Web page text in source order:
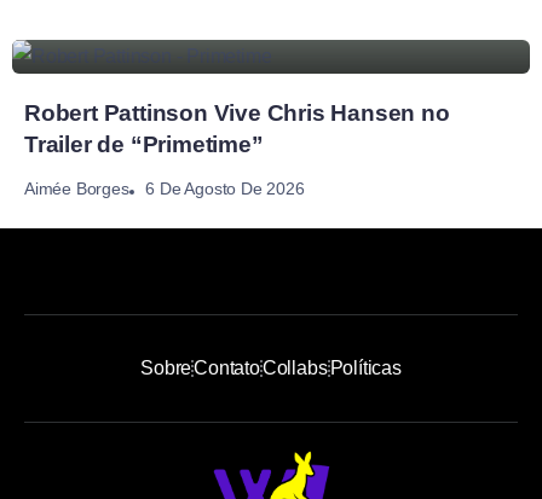
Robert Pattinson Vive Chris Hansen no
Trailer de “Primetime”
Aimée Borges 6 De Agosto De 2026
SobreContatoCollabsPolíticas